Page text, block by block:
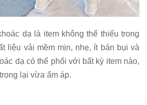
dạ là item không thể thiếu trong
liệu vải mềm mịn, nhẹ, ít bán bụi và
dạ có thể phối với bất kỳ item nào,
lại vừa ấm áp.